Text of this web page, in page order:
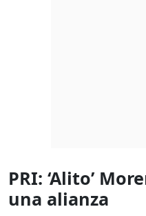
PRI: ‘Alito’
una alianza